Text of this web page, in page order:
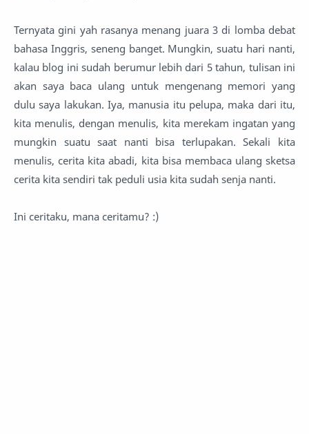
Ternyata gini yah rasanya menang juara 3 di lomba debat
bahasa Inggris, seneng banget. Mungkin, suatu hari nanti,
kalau blog ini sudah berumur lebih dari 5 tahun, tulisan ini
akan saya baca ulang untuk mengenang memori yang
dulu saya lakukan. Iya, manusia itu pelupa, maka dari itu,
kita menulis, dengan menulis, kita merekam ingatan yang
mungkin suatu saat nanti bisa terlupakan. Sekali kita
menulis, cerita kita abadi, kita bisa membaca ulang sketsa
cerita kita sendiri tak peduli usia kita sudah senja nanti.
Ini ceritaku, mana ceritamu? :)